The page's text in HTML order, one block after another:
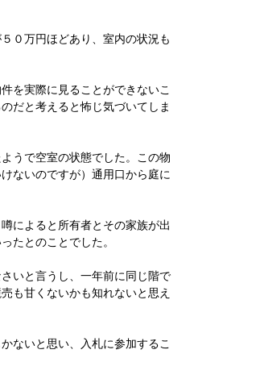
０万円ほどあり、室内の状況も
を実際に見ることができないこ
だと考えると怖じ気づいてしま
うで空室の状態でした。この物
ないのですが）通用口から庭に
によると所有者とその家族が出
たとのことでした。
いと言うし、一年前に同じ階で
も甘くないかも知れないと思え
ないと思い、入札に参加するこ